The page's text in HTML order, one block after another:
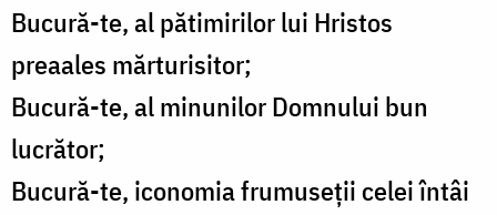
Bucură-te, al pătimirilor lui Hristos
preaales mărturisitor;
Bucură-te, al minunilor Domnului bun
lucrător;
Bucură-te, iconomia frumuseţii celei întâi